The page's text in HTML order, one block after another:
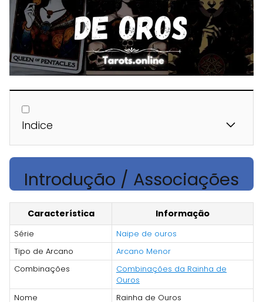
Indice
Introdução / Associações
Característica Informação
Série
Naipe de ouros
Tipo de Arcano
Arcano Menor
Combinações
Combinações da Rainha de
Ouros
Nome
Rainha de Ouros